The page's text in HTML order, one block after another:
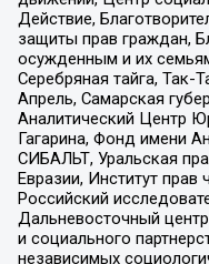
Действие,
защиты прав граждан,
осужденным и их
Серебряная тайга, Так-
Апрель, Самарская
Аналитический Центр
Гагарина, Фонд имени
СИБАЛЬТ, Уральская
Евразии, Институт
Российский
Дальневосточный
и социального
независимых